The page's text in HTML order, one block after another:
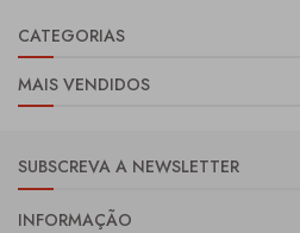
CATEGORIAS
MAIS VENDIDOS
SUBSCREVA A NEWSLETTER
INFORMAÇÃO